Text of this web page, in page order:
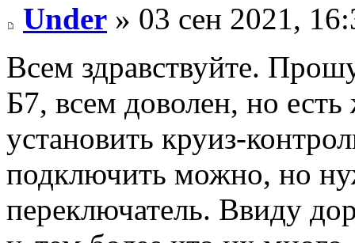
Under » 03 сен 2021,
Всем здравствуйте.
Б7, всем доволен, но
установить круиз-
подключить можно, но
переключатель. Ввиду